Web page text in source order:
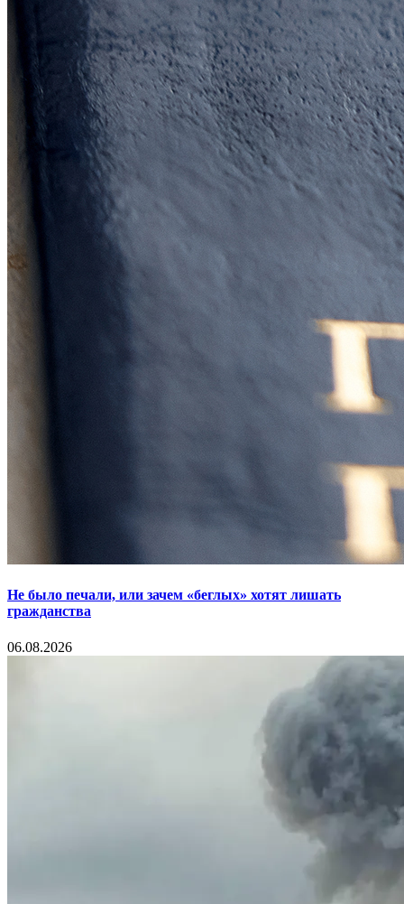
Не было печали, или зачем «беглых» хотят лишать
гражданства
06.08.2026